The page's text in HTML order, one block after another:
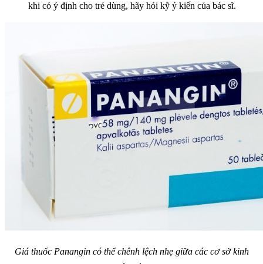
khi có ý định cho trẻ dùng, hãy hỏi kỹ ý kiến của bác sĩ.
Giá thuốc Panangin có thể chênh lệch nhẹ giữa các cơ sở kinh